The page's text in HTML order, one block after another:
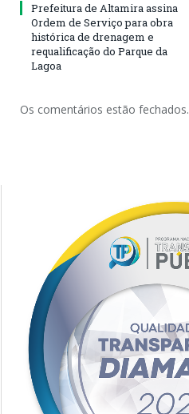
Prefeitura de Altamira assina
Ordem de Serviço para obra
histórica de drenagem e
requalificação do Parque da
Lagoa
Os comentários estão fechados.